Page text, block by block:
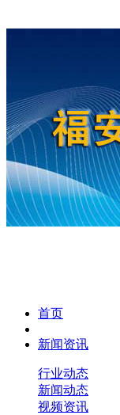
首页
新闻资讯
行业动态
新闻动态
视频资讯